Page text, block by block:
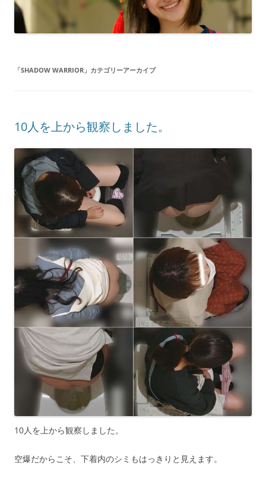
「SHADOW WARRIOR 」カテゴリーアーカイブ
10人を上から観察しました。
10人を上から観察しました。
空爆だからこそ、下着内のシミもはっきりと見えます。